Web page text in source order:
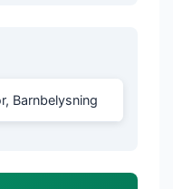
Barnbelysning